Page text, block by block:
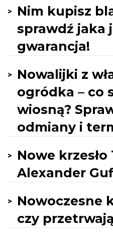
Nim kupisz
sprawdź jaka
gwarancja!
Nowalijki z
ogródka – co
wiosną?
odmiany i
Nowe krzesło
Alexander
Nowoczesne
czy